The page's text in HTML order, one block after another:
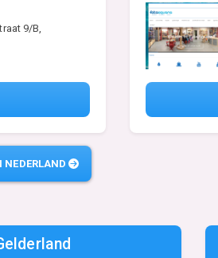
9/B,
NEDERLAND